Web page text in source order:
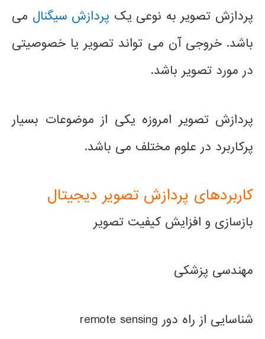
پردازش تصویر به نوعی یک پردازش سیگنال می
باشد. خروجی آن می تواند تصویر یا خصوصیتی
در مورد تصویر باشد.
پردازش تصویر امروزه یکی از موضوعات بسیار
پرکاربرد در علوم مختلف می باشد.
کاربردهای پردازش تصویر دیجیتال
بازسازی و افزایش کیفیت تصویر
مهندسی پزشکی
شناسایی از راه دور remote sensing